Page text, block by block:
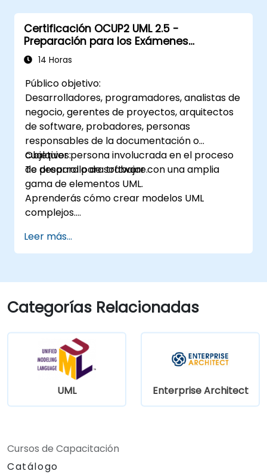
adquirirán habilidades para modelar
requisitos, procesos de negocio, así como
documentar los requisitos funcionales y no
funcionales. Las etapas posteriores de la
fases de diseño (tanto estático como
dinámico), y la aplicación práctica de la
herramienta de modelado Enterprise
Architect. La formación sienta una base sólida
para un modelado eficiente de procesos en
empresas, utilizando UML en todas las etapas
del desarrollo de software.
Certificación OCUP2 UML 2.5 -
Preparación para los Exámenes
Intermedios
14 Horas
Público objetivo:
Desarrolladores, programadores, analistas de
negocio, gerentes de proyectos, arquitectos
de software, probadores, personas
responsables de la documentación o
cualquier persona involucrada en el proceso
de desarrollo de software.
Objetivos:
Te prepara para trabajar con una amplia
gama de elementos UML.
Aprenderás cómo crear modelos UML
complejos.
senior cualificado de un equipo de desarrollo
UML.
Leer más...
Categorías Relacionadas
UML Enterprise Architect
Cursos de Capacitación
Catálogo